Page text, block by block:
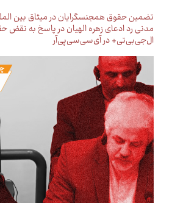
تضمین حقوق همجنسگرایان در میثاق بین
مدنی رد ادعای زهره الهیان در پاسخ به نقض
ال‌جی‌بی‌تی+ در آی‌سی‌سی‌پی‌آر